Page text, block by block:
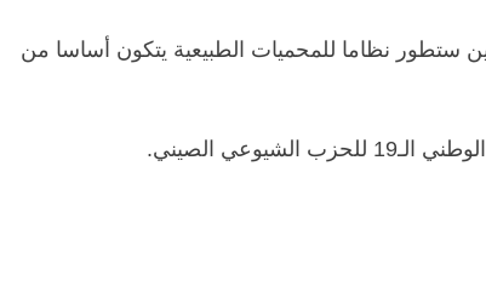
إن الصين ستطور نظاما للمحميات الطبيعية يتكون أساسا من
الصيني.